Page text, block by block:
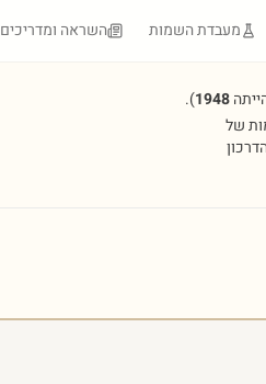
מעבדת השמות השראה ומדריכים
1948
).
של